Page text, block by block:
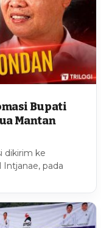
Bupati
Mantan
dikirim ke
pada